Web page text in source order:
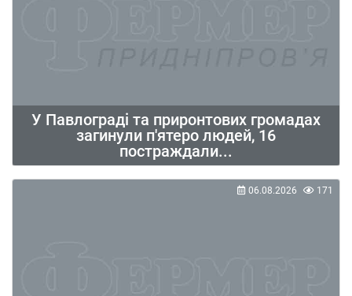
У Павлограді та приронтових громадах
загинули п'ятеро людей, 16
постраждали...
06.08.2026 171